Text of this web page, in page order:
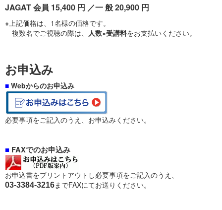
JAGAT 会員 15,400 円 ／一 般 20,900 円
※上記価格は、1名様の価格です。
複数名でご視聴の際は、 人数×受講料をお支払いください。
お申込み
■ Webからのお申込み
必要事項をご記入のうえ、お申込みください。
■ FAXでのお申込み
お申込書をプリントアウトし必要事項をご記入のうえ、
03-3384-3216までFAXにてお送りください。